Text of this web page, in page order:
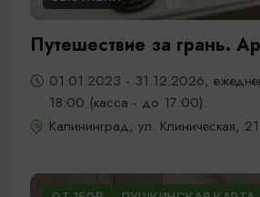
Путешествие за грань.
01.01.2023 - 31.12.2026,
18:00 (касса - до 17:00).
Калининград, ул. Клиническая, 21